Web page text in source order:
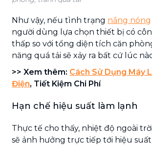
Như vậy, nếu tình trạng nắng nóng
người dùng lựa chọn thiết bị có
thấp so với tổng diện tích căn
năng quá tải sẽ xảy ra bất cứ lúc
>> Xem thêm: Cách Sử Dụng Máy
Điện, Tiết Kiệm Chi Phí
Hạn chế hiệu suất làm lạnh
Thực tế cho thấy, nhiệt độ ngoài
sẽ ảnh hưởng trực tiếp tới hiệu